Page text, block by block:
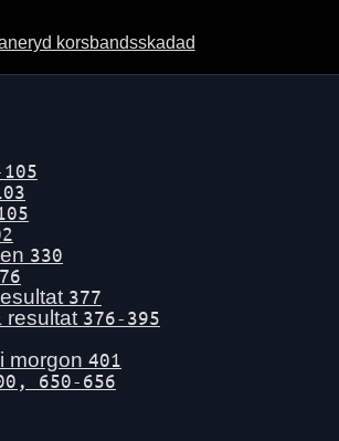
korsbandsskadad
330
377
resultat 376-395
morgon 401
650-656